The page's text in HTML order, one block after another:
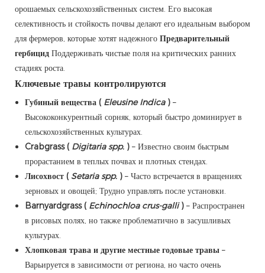
орошаемых сельскохозяйственных систем. Его высокая
селективность и стойкость почвы делают его идеальным выбором
для фермеров, которые хотят надежного Предварительный
гербицид Поддерживать чистые поля на критических ранних
стадиях роста.
Ключевые травы контролируются
Губиный вещества ( Eleusine Indica ) –
Высококонкурентный сорняк, который быстро доминирует в
сельскохозяйственных культурах.
Crabgrass ( Digitaria spp. ) – Известно своим быстрым
прорастанием в теплых почвах и плотных стендах.
Лисохвост ( Setaria spp. ) – Часто встречается в вращениях
зерновых и овощей; Трудно управлять после установки.
Barnyardgrass ( Echinochloa crus-galli) – Распространен
в рисовых полях, но также проблематично в засушливых
культурах.
Хлопковая трава и другие местные годовые травы –
Варьируется в зависимости от региона, но часто очень